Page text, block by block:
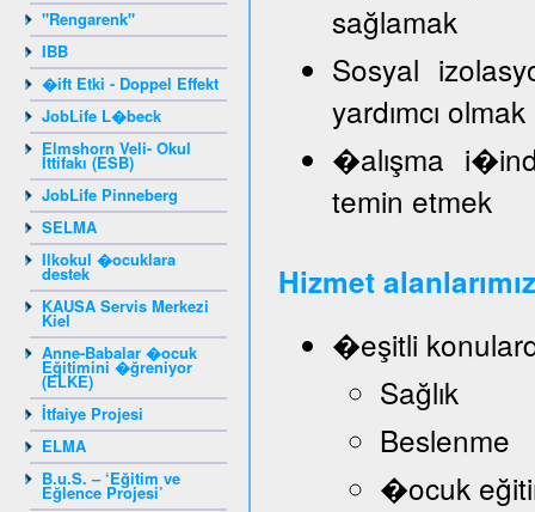
"Rengarenk"
IBB
�ift Etki - Doppel Effekt
JobLife L�beck
Elmshorn Veli- Okul
İttifakı (ESB)
JobLife Pinneberg
SELMA
Ilkokul �ocuklara
destek
KAUSA Servis Merkezi
Kiel
Anne-Babalar �ocuk
Eğitimini �ğreniyor
(ELKE)
İtfaiye Projesi
ELMA
B.u.S. – ‘Eğitim ve
Eğlence Projesi’
sağlamak
Sosyal
yardımcı olmak
�alışma
temin etmek
Hizmet
�eşitli
Sağlık
Beslenme
�ocuk